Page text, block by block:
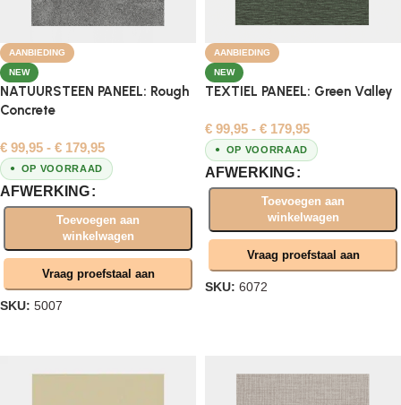
AANBIEDING
NEW
NATUURSTEEN PANEEL: Rough
Concrete
€ 99,95 - € 179,95
OP VOORRAAD
AFWERKING
Toevoegen aan
winkelwagen
Vraag proefstaal aan
SKU: 5007
AANBIEDING
NEW
TEXTIEL PANEEL: Green Valley
€ 99,95 - € 179,95
OP VOORRAAD
AFWERKING
Toevoegen aan
winkelwagen
Vraag proefstaal aan
SKU: 6072